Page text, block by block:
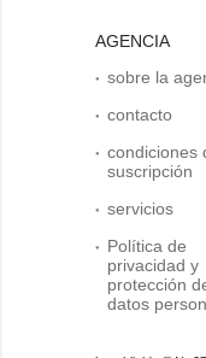
AGENCIA
sobre la
contacto
condiciones
suscripción
servicios
Política de
privacidad y
protección
datos